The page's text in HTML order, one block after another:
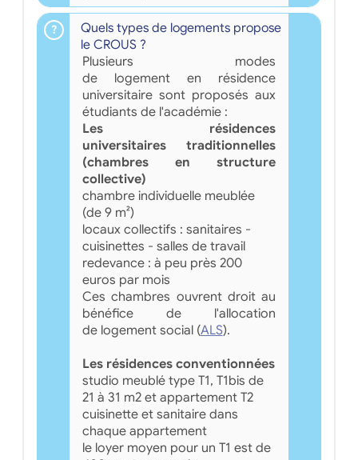
Quels types de logements propose
le CROUS ?
Plusieurs modes
de logement en résidence
universitaire sont proposés aux
étudiants de l'académie :
Les résidences
universitaires traditionnelles
(chambres en structure
collective)
chambre individuelle meublée
(de 9 m²)
locaux collectifs : sanitaires -
cuisinettes - salles de travail
redevance : à peu près 200
euros par mois
Ces chambres ouvrent droit au
bénéfice de l'allocation
de logement social (ALS).
Les résidences conventionnées
studio meublé type T1, T1bis de
21 à 31 m2 et appartement T2
cuisinette et sanitaire dans
chaque appartement
le loyer moyen pour un T1 est de